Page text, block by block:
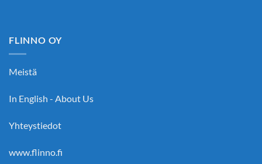
FLINNO OY
Meistä
In English - About Us
Yhteystiedot
www.flinno.fi